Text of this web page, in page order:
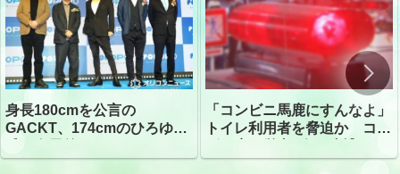
身長180cmを公言の
GACKT、174cmのひろゆき
トざわつき イベントでの写
「コンビニ馬鹿にすんなよ」
トイレ利用者を脅迫か コン